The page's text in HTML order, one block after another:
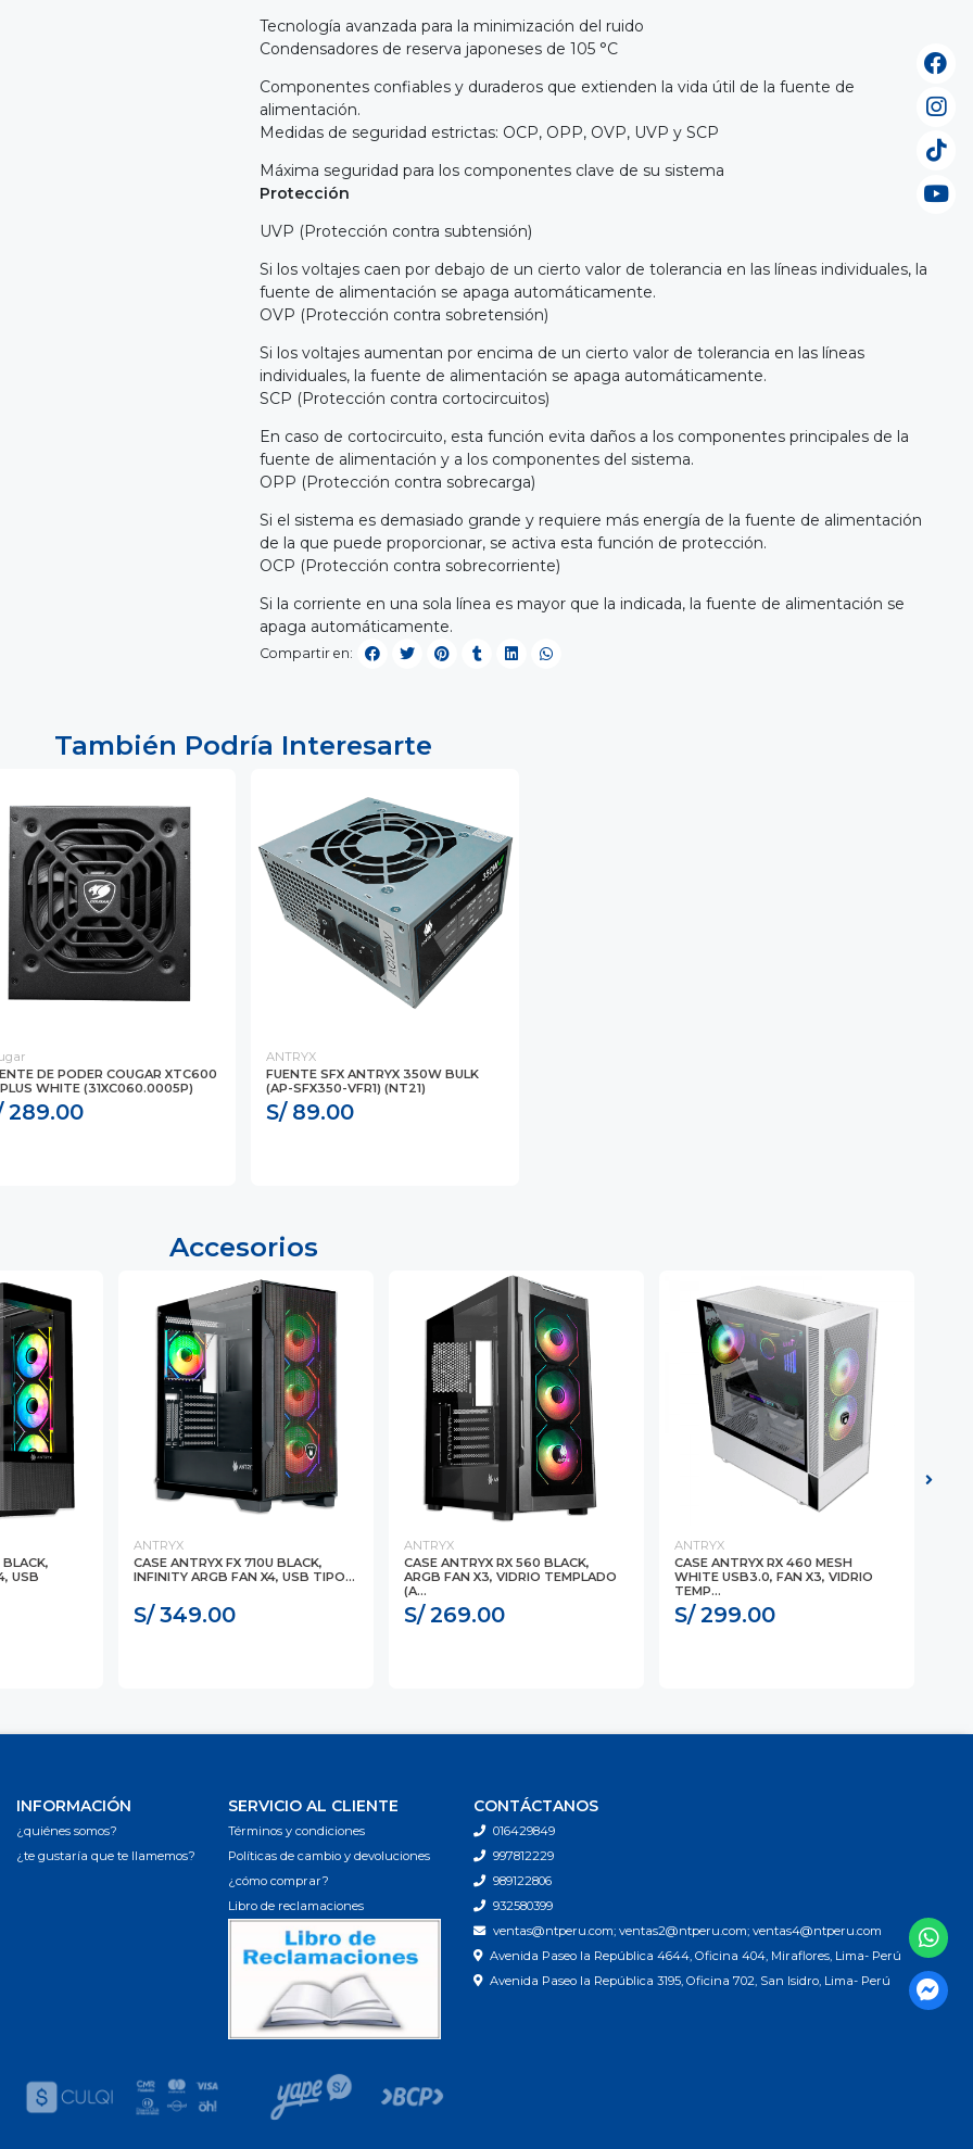
Tecnología avanzada para la minimización del ruido
Condensadores de reserva japoneses de 105 °C
Componentes confiables y duraderos que extienden la vida útil de la fuente de
alimentación.
Medidas de seguridad estrictas: OCP, OPP, OVP, UVP y SCP
Máxima seguridad para los componentes clave de su sistema
Protección
UVP (Protección contra subtensión)
Si los voltajes caen por debajo de un cierto valor de tolerancia en las líneas individuales, la
fuente de alimentación se apaga automáticamente.
OVP (Protección contra sobretensión)
Si los voltajes aumentan por encima de un cierto valor de tolerancia en las líneas
individuales, la fuente de alimentación se apaga automáticamente.
SCP (Protección contra cortocircuitos)
En caso de cortocircuito, esta función evita daños a los componentes principales de la
fuente de alimentación y a los componentes del sistema.
OPP (Protección contra sobrecarga)
Si el sistema es demasiado grande y requiere más energía de la fuente de alimentación
de la que puede proporcionar, se activa esta función de protección.
OCP (Protección contra sobrecorriente)
Si la corriente en una sola línea es mayor que la indicada, la fuente de alimentación se
apaga automáticamente.
Compartir en:
También Podría Interesarte
DE PODER COUGAR XTC600
WHITE (31XC060.0005P)
289.00
ANTRYX
FUENTE SFX ANTRYX 350W BULK
(AP-SFX350-VFR1) (NT21)
S/ 89.00
Accesorios
USB
ANTRYX
CASE ANTRYX FX 710U BLACK,
INFINITY ARGB FAN X4, USB TIPO...
S/ 349.00
ANTRYX
CASE ANTRYX RX 560 BLACK,
ARGB FAN X3, VIDRIO TEMPLADO
(A...
S/ 269.00
ANTRYX
CASE ANTRYX RX 460 MESH
WHITE USB3.0, FAN X3, VIDRIO
TEMP...
S/ 299.00
INFORMACIÓN
¿quiénes somos?
¿te gustaría que te llamemos?
SERVICIO AL CLIENTE
Términos y condiciones
Políticas de cambio y devoluciones
¿cómo comprar?
Libro de reclamaciones
CONTÁCTANOS
016429849
997812229
989122806
932580399
ventas@ntperu.com; ventas2@ntperu.com; ventas4@ntperu.com
Avenida Paseo la República 4644, Oficina 404, Miraflores, Lima- Perú
Avenida Paseo la República 3195, Oficina 702, San Isidro, Lima- Perú